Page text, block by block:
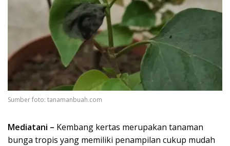
Sumber foto: tanamanbuah.com
Mediatani – Kembang kertas merupakan tanaman
bunga tropis yang memiliki penampilan cukup mudah